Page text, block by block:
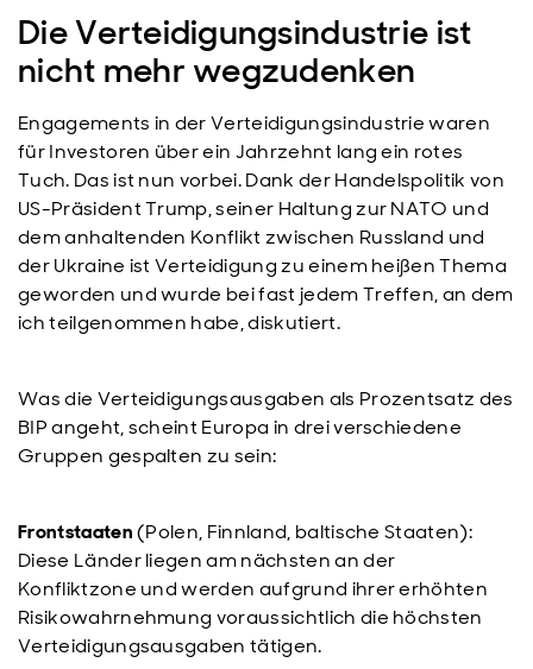
Die Verteidigungsindustrie ist
nicht mehr wegzudenken
Engagements in der Verteidigungsindustrie waren
für Investoren über ein Jahrzehnt lang ein rotes
Tuch. Das ist nun vorbei. Dank der Handelspolitik von
US-Präsident Trump, seiner Haltung zur NATO und
dem anhaltenden Konflikt zwischen Russland und
der Ukraine ist Verteidigung zu einem heißen Thema
geworden und wurde bei fast jedem Treffen, an dem
ich teilgenommen habe, diskutiert.
Was die Verteidigungsausgaben als Prozentsatz des
BIP angeht, scheint Europa in drei verschiedene
Gruppen gespalten zu sein:
Frontstaaten(Polen, Finnland, baltische Staaten):
Diese Länder liegen am nächsten an der
Konfliktzone und werden aufgrund ihrer erhöhten
Risikowahrnehmung voraussichtlich die höchsten
Verteidigungsausgaben tätigen.